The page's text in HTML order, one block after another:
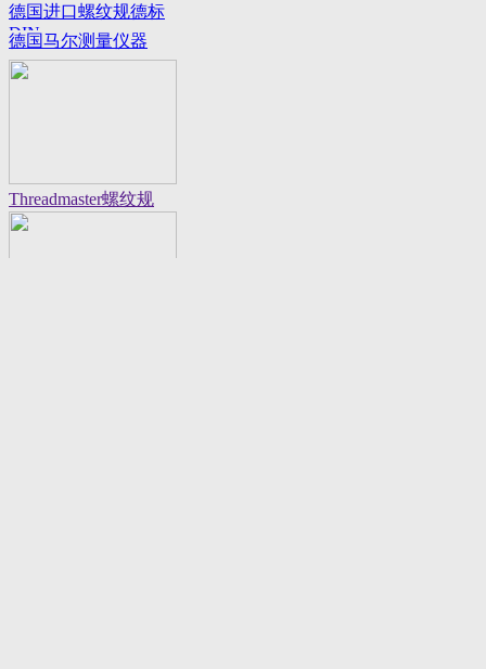
德国进口螺纹规德标
DIN
德国马尔测量仪器
Threadmaster螺纹规